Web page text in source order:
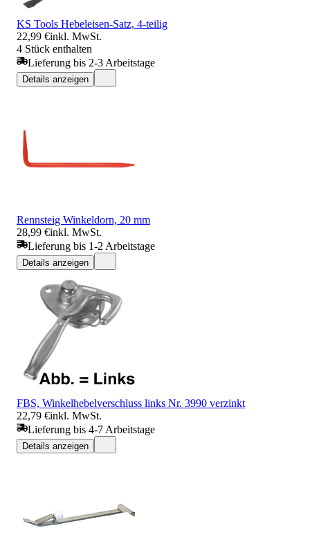
KS Tools Hebeleisen-Satz, 4-teilig
22,99 €inkl. MwSt.
4 Stück enthalten
Lieferung bis 2-3 Arbeitstage
Details anzeigen
Rennsteig Winkeldorn, 20 mm
28,99 €inkl. MwSt.
Lieferung bis 1-2 Arbeitstage
Details anzeigen
FBS, Winkelhebelverschluss links Nr. 3990 verzinkt
22,79 €inkl. MwSt.
Lieferung bis 4-7 Arbeitstage
Details anzeigen